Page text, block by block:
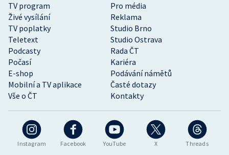
Instagram Facebook YouTube X Threads
TV program
Pro média
Živé vysílání
Reklama
TV poplatky
Studio Brno
Teletext
Studio Ostrava
Podcasty
Rada ČT
Počasí
Kariéra
E-shop
Podávání námětů
Mobilní a TV aplikace
Časté dotazy
Vše o ČT
Kontakty